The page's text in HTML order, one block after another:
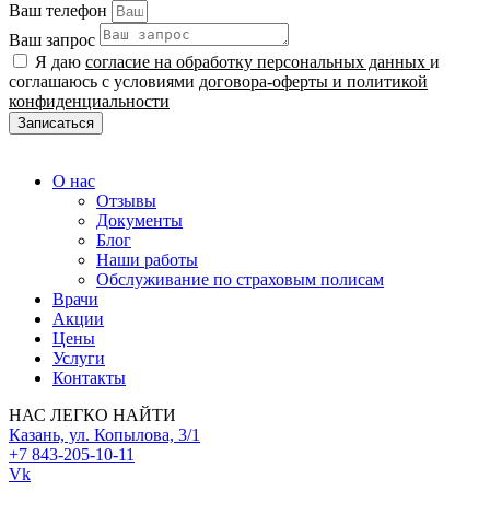
Ваш телефон
Ваш запрос
Я даю согласие на обработку персональных данных и
соглашаюсь с условиями договора-оферты и политикой
конфиденциальности
Записаться
О нас
Отзывы
Документы
Блог
Наши работы
Обслуживание по страховым полисам
Врачи
Акции
Цены
Услуги
Контакты
НАС ЛЕГКО НАЙТИ
Казань, ул. Копылова, 3/1
+7 843-205-10-11
Vk